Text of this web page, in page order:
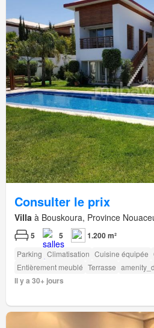
Consulter le prix
Villa à Bouskoura, Province
5 5 1.200 m²
Parking Climatisation Cuisine équipée
Entièrement meublé Terrasse
Il y a 30+ jours